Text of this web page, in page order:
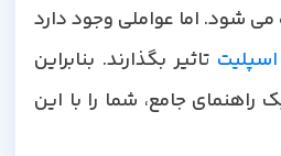
شود. اما عواملی وجود دارد
تاثیر بگذارند. بنابراین
جامع، شما را با این